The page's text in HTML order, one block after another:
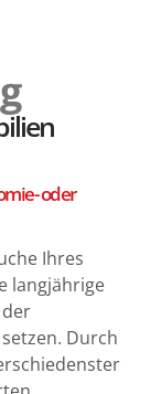
oder
Ihres
langjährige
Durch